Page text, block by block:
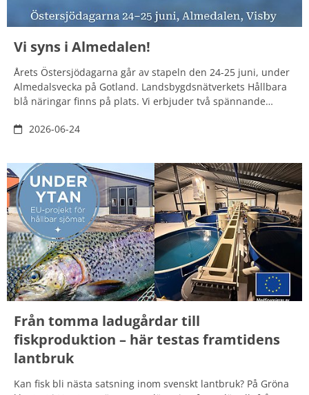
Vi syns i Almedalen!
Årets Östersjödagarna går av stapeln den 24-25 juni, under
Almedalsvecka på Gotland. Landsbygdsnätverkets Hållbara
blå näringar finns på plats. Vi erbjuder två spännande
respektive kustfiske. Vi bjuder också in till en fördjupad
2026-06-24
Från tomma ladugårdar till
fiskproduktion – här testas framtidens
lantbruk
Kan fisk bli nästa satsning inom svenskt lantbruk? På Gröna